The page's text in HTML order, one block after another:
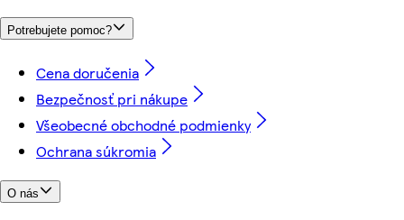
Potrebujete pomoc?
Cena doručenia
Bezpečnosť pri nákupe
Všeobecné obchodné podmienky
Ochrana súkromia
O nás